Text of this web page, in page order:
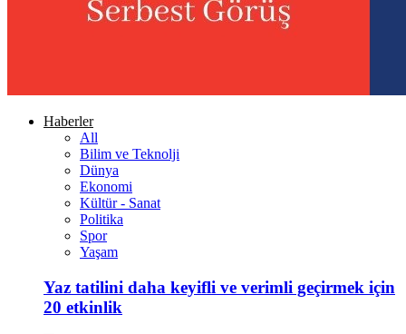
Haberler
All
Bilim ve Teknolji
Dünya
Ekonomi
Kültür - Sanat
Politika
Spor
Yaşam
Yaz tatilini daha keyifli ve verimli geçirmek için
20 etkinlik